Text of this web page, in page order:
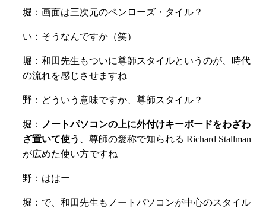
堀：画面は三次元のペンローズ・タイル？
い：そうなんですか（笑）
堀：和田先生もついに尊師スタイルというのが、時代
の流れを感じさせますね
野：どういう意味ですか、尊師スタイル？
堀：
ノートパソコンの上に外付けキーボードをわざわ
ざ置いて使う
尊師の愛称で知られる Richard Stallman
が広めた使い方ですね
野：ははー
堀：で、和田先生もノートパソコンが中心のスタイル